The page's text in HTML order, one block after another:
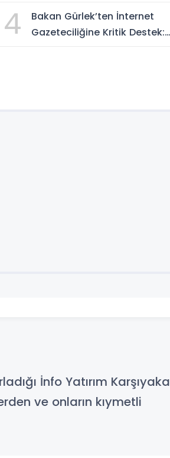
Abdul Kalam İlham Ödülü
2026”
4
Bakan Gürlek’ten İnternet
Gazeteciliğine Kritik Destek:
İnfo Yatırım Karşıyaka
ve onların kıymetli